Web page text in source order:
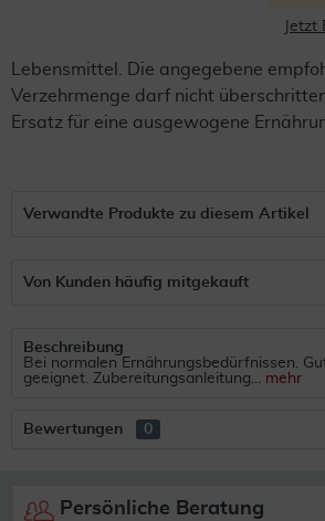
Lebensmittel. Die angegebene
Verzehrmenge darf nicht
Ersatz für eine ausgewogene
Verwandte Produkte zu diesem Artikel
Von Kunden häufig mitgekauft
Beschreibung
Bei normalen Ernährungsbedürfnissen.
geeignet. Zubereitungsanleitung... mehr
Bewertungen 0
Persönliche Beratung